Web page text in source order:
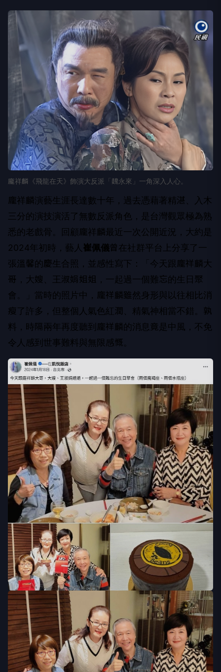
龐祥麟《飛龍在天》飾演大反派「魏永來」一角深入人心。
龐祥麟演藝生涯長達數十年，過去憑藉著精湛、入木
三分的演技演活了無數反派角色，是台灣觀眾極為熟
悉的老戲骨。回顧龐祥麟最近一次公開近況，大約是
2024年初時，藝人 崔佩儀曾在社群平台上分享了一
張溫馨的慶生合照，並感性寫下：「今天跟龐祥麟大
哥，大嫂、王淑娟姐姐，一起過一個難忘的生日聚
會。」當時的照片中，龐祥麟雖然身形與以往相比消
瘦了許多，但整個人氣色紅潤、精氣神相當不錯。孰
料，時隔兩年再度聽到龐祥麟的消息竟是中風，不免
令人感到世事難料與無限感慨。